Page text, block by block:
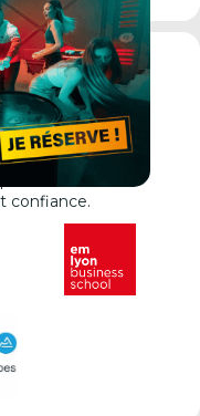
France,
de nombreux
confiance.